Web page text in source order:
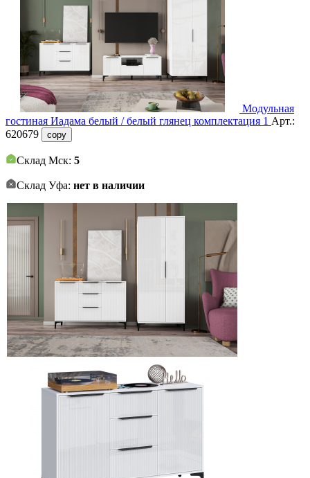
Модульная
гостиная Иадама белый / белый глянец комплектация 1 Арт.:
620679
copy
Склад Мск: 5
Склад Уфа: нет в наличии